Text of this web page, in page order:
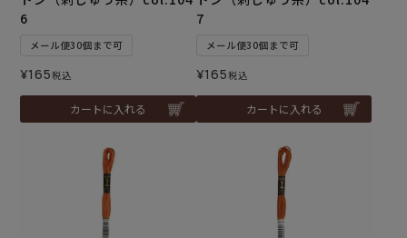
6
メール便30個まで可
¥165税込
カートに入れる
7
メール便30個まで可
¥165税込
カートに入れる